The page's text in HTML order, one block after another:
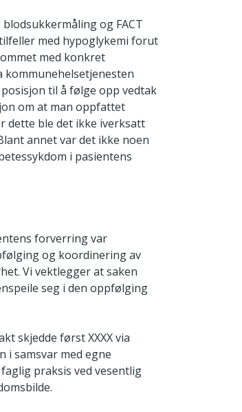
og FACT
med hypoglykemi forut
med konkret
kommunehelsetjenesten
til å følge opp vedtak
om at man oppfattet
dette ble det ikke iverksatt
annet var det ikke noen
i pasientens
forverring var
og koordinering av
Vi vektlegger at saken
seg i den oppfølging
skjedde først XXXX via
i samsvar med egne
praksis ved vesentlig